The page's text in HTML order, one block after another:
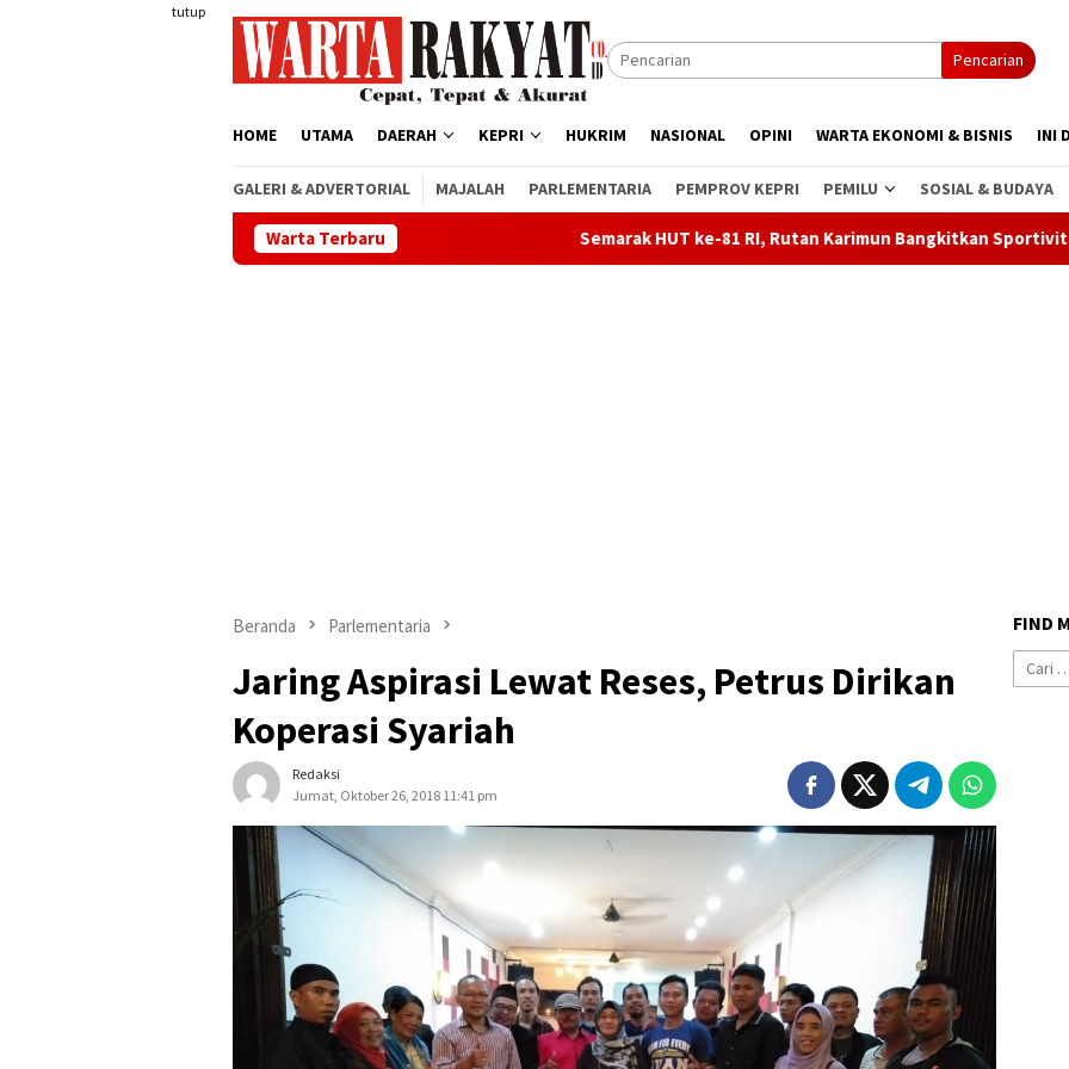
tutup
Pencarian
HOME UTAMA DAERAH KEPRI HUKRIM NASIONAL OPINI WARTA EKONOMI & BISNIS INI
GALERI & ADVERTORIAL MAJALAH PARLEMENTARIA PEMPROV KEPRI PEMILU SOSIAL & BUDAYA
Warta TerbaruSemarak HUT ke-81 RI, Rutan Karimun Bangkitkan Sportivitas dan Semangat
Beranda Parlementaria
Jaring Aspirasi Lewat Reses, Petrus Dirikan
Koperasi Syariah
Redaksi
Jumat, Oktober 26, 2018 11:41 pm
FIND
Cari
untuk: